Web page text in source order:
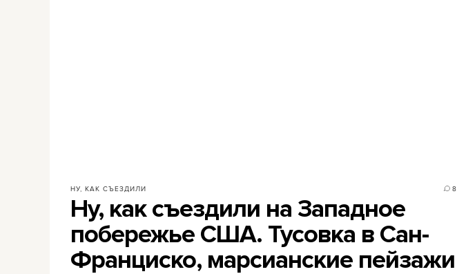
НУ, КАК СЪЕЗДИЛИ 8
Ну, как съездили на Западное
побережье США. Тусовка в Сан-
Франциско, марсианские пейзажи